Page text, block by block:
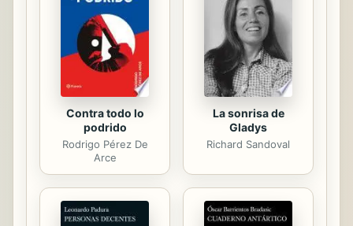
Contra todo lo
podrido
Rodrigo Pérez De
Arce
La sonrisa de
Gladys
Richard Sandoval